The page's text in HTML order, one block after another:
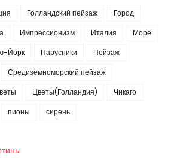
Голландский пейзаж
Город
Импрессионизм Италия
Море
Йорк Парусники
Пейзаж
Средиземноморский пейзаж
Цветы(Голландия)
Чикаго
пионы сирень